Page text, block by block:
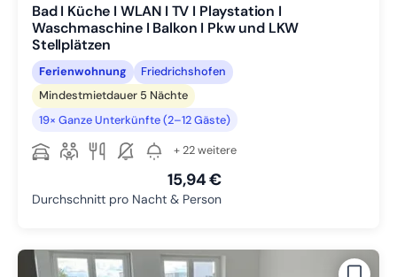
Bad I Küche I WLAN I TV I Playstation I
Waschmaschine I Balkon I Pkw und LKW
Stellplätzen
Ferienwohnung
Friedrichshofen
Mindestmietdauer 5 Nächte
19× Ganze Unterkünfte (2–12 Gäste)
+ 22 weitere
15,94 €
Durchschnitt pro Nacht & Person